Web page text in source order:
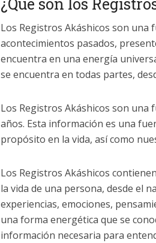
Los Registros Akáshicos son
acontecimientos pasados,
encuentra en una energía
se encuentra en todas partes,
Los Registros Akáshicos son una
años. Esta información es una
propósito en la vida, así como
Los Registros Akáshicos
la vida de una persona, desde el
experiencias, emociones,
una forma energética que se
información necesaria para